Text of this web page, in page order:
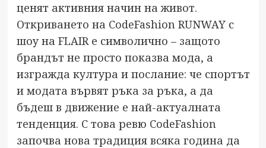
ценят активния начин на живот.
Откриването на CodeFashion RUNWAY с
шоу на FLAIR е символично – защото
брандът не просто показва мода, а
изгражда култура и послание: че спортът
и модата вървят ръка за ръка, а да
бъдеш в движение е най-актуалната
тенденция. С това ревю CodeFashion
започва нова традиция всяка година да